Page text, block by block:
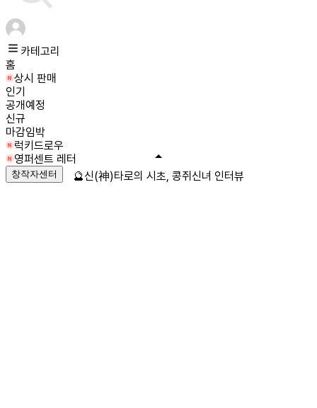
카테고리
홈
상시 판매
인기
공개예정
신규
마감임박
럭키드로우
영퍼센트 레터
창작자센터 🔮신(神)타로의 시초, 콩쥐신녀 인터뷰